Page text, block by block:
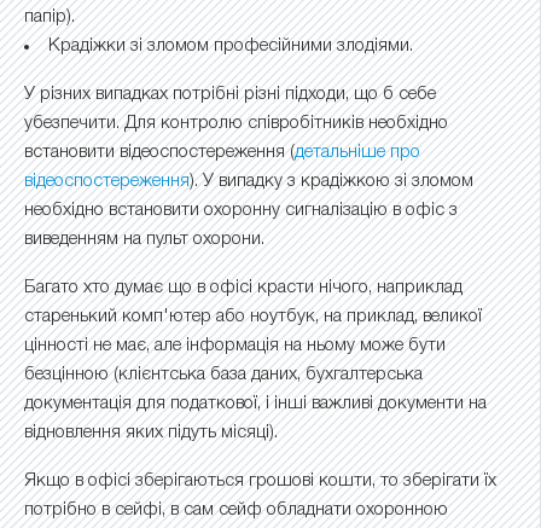
папір).
Крадіжки зі зломом професійними злодіями.
У різних випадках потрібні різні підходи, що б себе
убезпечити. Для контролю співробітників необхідно
встановити відеоспостереження (детальніше про
відеоспостереження). У випадку з крадіжкою зі зломом
необхідно встановити охоронну сигналізацію в офіс з
виведенням на пульт охорони.
Багато хто думає що в офісі красти нічого, наприклад
старенький комп'ютер або ноутбук, на приклад, великої
цінності не має, але інформація на ньому може бути
безцінною (клієнтська база даних, бухгалтерська
документація для податкової, і інші важливі документи на
відновлення яких підуть місяці).
Якщо в офісі зберігаються грошові кошти, то зберігати їх
потрібно в сейфі, в сам сейф обладнати охоронною